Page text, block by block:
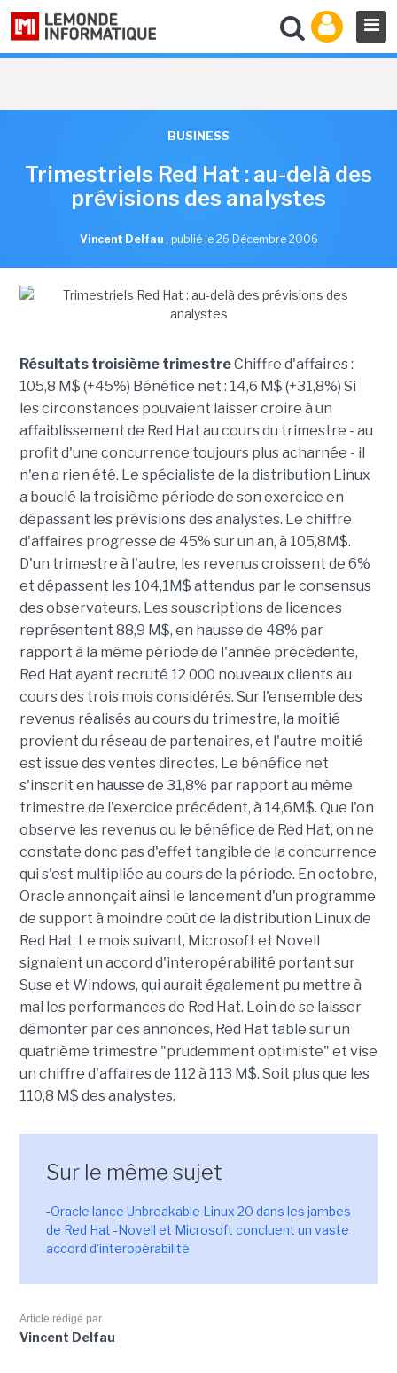
BUSINESS
Trimestriels Red Hat : au-delà des
prévisions des analystes
Vincent Delfau , publié le 26 Décembre 2006
Résultats troisième trimestreChiffre d'affaires :
105,8 M$ (+45%) Bénéfice net : 14,6 M$ (+31,8%) Si
les circonstances pouvaient laisser croire à un
affaiblissement de Red Hat au cours du trimestre - au
profit d'une concurrence toujours plus acharnée - il
n'en a rien été. Le spécialiste de la distribution Linux
a bouclé la troisième période de son exercice en
dépassant les prévisions des analystes. Le chiffre
d'affaires progresse de 45% sur un an, à 105,8M$.
D'un trimestre à l'autre, les revenus croissent de 6%
et dépassent les 104,1M$ attendus par le consensus
des observateurs. Les souscriptions de licences
représentent 88,9 M$, en hausse de 48% par
rapport à la même période de l'année précédente,
Red Hat ayant recruté 12 000 nouveaux clients au
cours des trois mois considérés. Sur l'ensemble des
revenus réalisés au cours du trimestre, la moitié
provient du réseau de partenaires, et l'autre moitié
est issue des ventes directes. Le bénéfice net
s'inscrit en hausse de 31,8% par rapport au même
trimestre de l'exercice précédent, à 14,6M$. Que l'on
observe les revenus ou le bénéfice de Red Hat, on ne
constate donc pas d'effet tangible de la concurrence
qui s'est multipliée au cours de la période. En octobre,
Oracle annonçait ainsi le lancement d'un programme
de support à moindre coût de la distribution Linux de
Red Hat. Le mois suivant, Microsoft et Novell
signaient un accord d'interopérabilité portant sur
Suse et Windows, qui aurait également pu mettre à
mal les performances de Red Hat. Loin de se laisser
démonter par ces annonces, Red Hat table sur un
quatrième trimestre "prudemment optimiste" et vise
un chiffre d'affaires de 112 à 113 M$. Soit plus que les
110,8 M$ des analystes.
Sur le même sujet
-Oracle lance Unbreakable Linux 20 dans les jambes
de Red Hat -Novell et Microsoft concluent un vaste
accord d'interopérabilité
Article rédigé par
Vincent Delfau